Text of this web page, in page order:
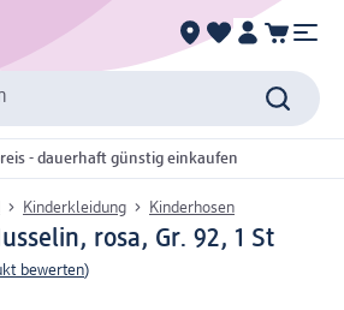
- dauerhaft günstig einkaufen
Kinderkleidung Kinderhosen
rosa, Gr. 92, 1 St
bewerten)